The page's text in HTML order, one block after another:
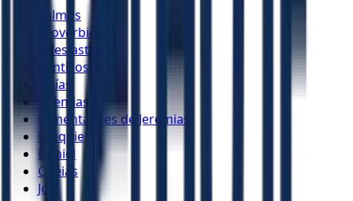
Salmos
Provérbios
Eclesiastes
Cânticos
Isaías
Jeremias
Lamentações de Jeremias
Ezequiel
Daniel
Oséias
Joel